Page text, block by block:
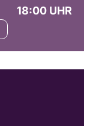
18:00 UHR